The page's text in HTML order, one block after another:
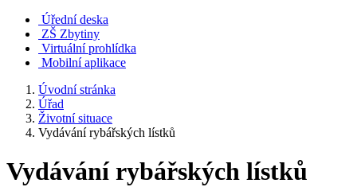
Úřední deska
ZŠ Zbytiny
Virtuální prohlídka
Mobilní aplikace
Úvodní stránka
Úřad
Životní situace
Vydávání rybářských lístků
Vydávání rybářských lístků